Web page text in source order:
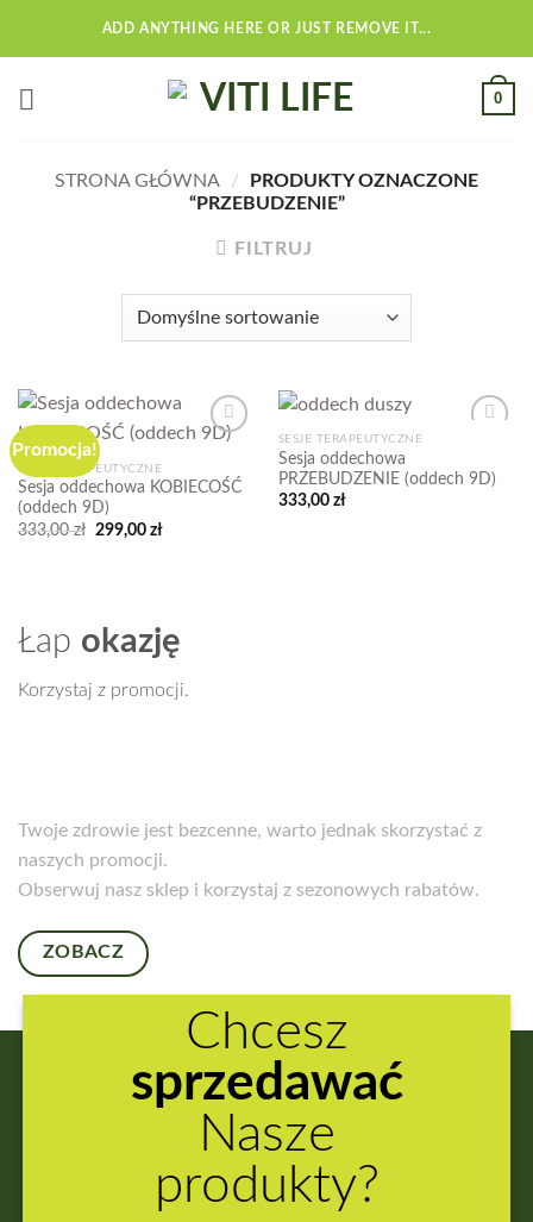
ADD ANYTHING HERE OR JUST REMOVE IT...
0
STRONA GŁÓWNA /
PRODUKTY OZNACZONE
“PRZEBUDZENIE”
FILTRUJ
Promocja!
SESJE TERAPEUTYCZNE
Sesja oddechowa KOBIECOŚĆ
(oddech 9D)
333,00zł
Pierwotna
299,00 złAktualna
SESJE TERAPEUTYCZNE
Sesja oddechowa
PRZEBUDZENIE (oddech 9D)
333,00 zł
Łap okazję
Korzystaj z promocji.
Twoje zdrowie jest bezcenne, warto jednak skorzystać z
naszych promocji.
Obserwuj nasz sklep i korzystaj z sezonowych rabatów.
ZOBACZ
Chcesz
sprzedawać
Nasze
produkty?